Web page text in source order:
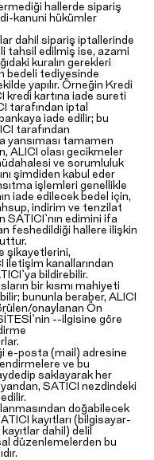
hallerde sipariş
kanuni hükümler
dahil sipariş iptallerinde
tahsil edilmiş ise, azami
kuralın gerekleri
bedeli tediyesinde
yapılır. Örneğin Kredi
kredi kartına iade sureti
tarafından iptal
iade edilir; bu
tarafından
yansıması tamamen
ALICI olası gecikmeler
ve sorumluluk
şimdiden kabul eder
işlemleri genellikle
iade edilecek bedel için,
indirim ve tenzilat
SATICI`nın edimini ifa
feshedildiği hallere ilişkin
şikayetlerini,
iletişim kanallarından
bildirebilir.
bir kısmı mahiyeti
bununla beraber, ALICI
onaylanan Ön
--ilgisine göre
e-posta (mail) adresine
ve bu
saklayarak her
SATICI nezdindeki
doğabilecek
kayıtları (bilgisayar-
dahil) delil
düzenlemelerden bu